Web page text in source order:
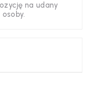
na udany